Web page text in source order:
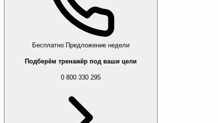
Бесплатно Предложение недели
Подберём тренажёр под ваши цели
0 800 330 295